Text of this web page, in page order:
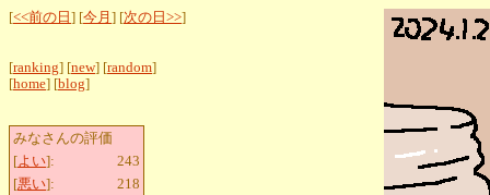
[<<前の日 ] [今月 ] [次の日>>]
[ranking] [new] [random]
[home] [blog]
みなさんの評価
[よい]:
243
[悪い]:
218